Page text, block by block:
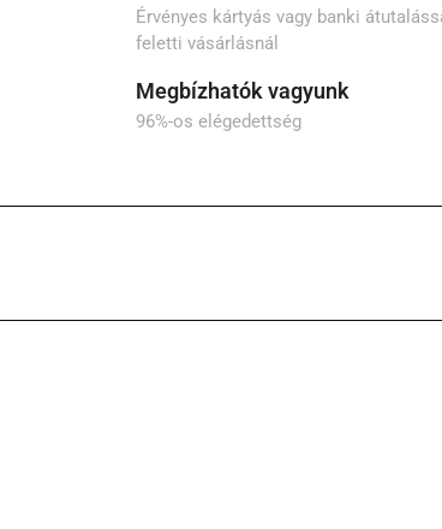
Érvényes kártyás vagy banki
feletti vásárlásnál
Megbízhatók vagyunk
96%-os elégedettség